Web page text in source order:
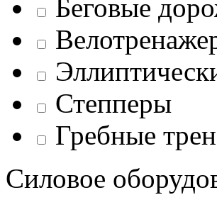
Беговые
Степперы
Гребные
Силовое